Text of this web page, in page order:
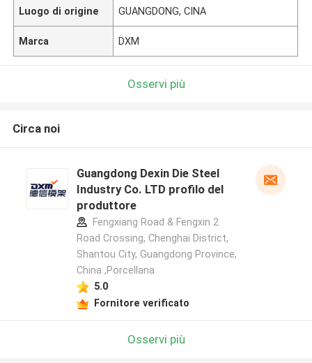
Luogo di origine GUANGDONG, CINA
Marca DXM
Osservi più
Circa noi
Guangdong Dexin Die Steel
Industry Co. LTD profilo del
produttore
Fengxiang Road & Fengxin 2
Road Crossing, Chenghai District,
Shantou City, Guangdong Province,
China ,Porcellana
5.0
Fornitore verificato
Osservi più